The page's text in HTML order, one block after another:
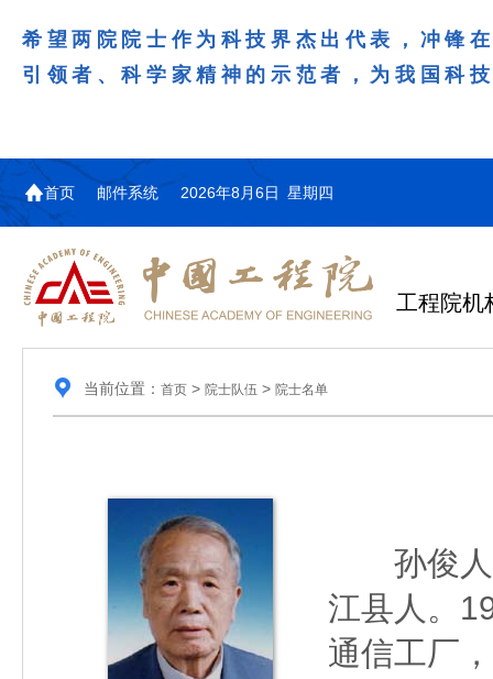
希望两院院士作为科技界杰出代表，冲锋
引领者、科学家精神的示范者，为我国科
首页 邮件系统 2026年8月6日 星期四
工程院机
当前位置： 首页> 院士队伍 > 院士名单
孙俊人
江县人。
通信工厂